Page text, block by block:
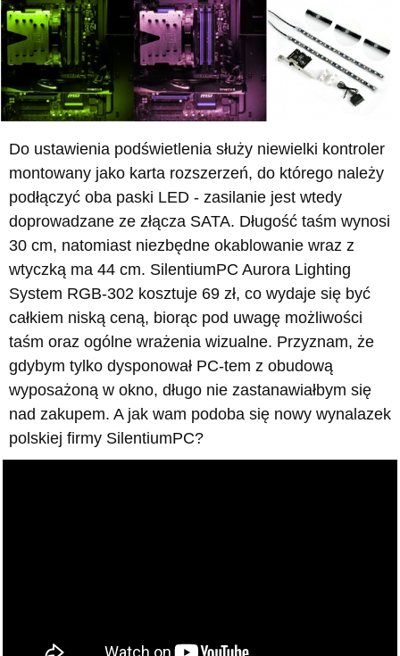
Do ustawienia podświetlenia służy niewielki kontroler
montowany jako karta rozszerzeń, do którego należy
podłączyć oba paski LED - zasilanie jest wtedy
doprowadzane ze złącza SATA. Długość taśm wynosi
30 cm, natomiast niezbędne okablowanie wraz z
wtyczką ma 44 cm. SilentiumPC Aurora Lighting
System RGB-302 kosztuje 69 zł, co wydaje się być
całkiem niską ceną, biorąc pod uwagę możliwości
taśm oraz ogólne wrażenia wizualne. Przyznam, że
gdybym tylko dysponował PC-tem z obudową
wyposażoną w okno, długo nie zastanawiałbym się
nad zakupem. A jak wam podoba się nowy wynalazek
polskiej firmy SilentiumPC?